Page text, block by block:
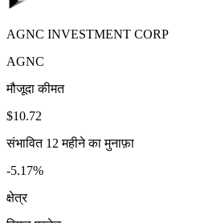
AGNC INVESTMENT CORP
AGNC
मौजूदा कीमत
$10.72
संभावित 12 महीने का मुनाफ़ा
-5.17%
क्षेत्र